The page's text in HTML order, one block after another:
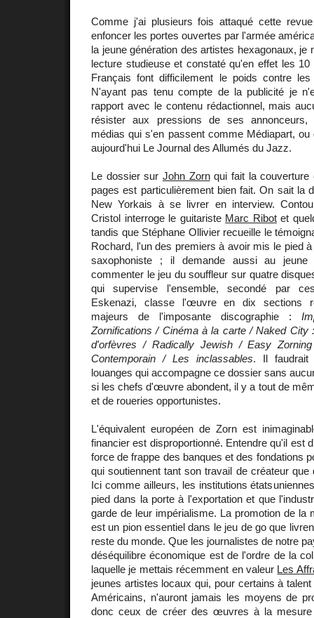
Comme j'ai plusieurs fois attaqué cette
enfoncer les portes ouvertes par l'armée
la jeune génération des artistes hexagonaux, je
lecture studieuse et constaté qu'en effet les
Français font difficilement le poids contre
N'ayant pas tenu compte de la publicité je
rapport avec le contenu rédactionnel, mais
résister aux pressions de ses annonceurs,
médias qui s'en passent comme Médiapart,
aujourd'hui Le Journal des Allumés du Jazz.
Le dossier sur John Zornqui fait la couverture
pages est particulièrement bien fait. On sait la
New Yorkais à se livrer en interview.
Cristol interroge le guitariste Marc Ribotet
tandis que Stéphane Ollivier recueille le
Rochard, l'un des premiers à avoir mis le pied
saxophoniste ; il demande aussi au
commenter le jeu du souffleur sur quatre
qui supervise l'ensemble, secondé par
Eskenazi, classe l'œuvre en dix sections
majeurs de l'imposante discographie :
Zornifications / Cinéma à la carte / Naked
d'orfèvres / Radically Jewish / Easy
Contemporain / Les inclassables. Il faudrait
louanges qui accompagne ce dossier sans
si les chefs d'œuvre abondent, il y a tout de
et de roueries opportunistes.
L'équivalent européen de Zorn est
financier est disproportionné. Entendre qu'il est
force de frappe des banques et des fondations
qui soutiennent tant son travail de créateur que
Ici comme ailleurs, les institutions
pied dans la porte à l'exportation et que
garde de leur impérialisme. La promotion de la
est un pion essentiel dans le jeu de go que
reste du monde. Que les journalistes de notre
déséquilibre économique est de l'ordre de la
laquelle je mettais récemment en valeur Les
jeunes artistes locaux qui, pour certains à
Américains, n'auront jamais les moyens de
donc ceux de créer des œuvres à la mesure